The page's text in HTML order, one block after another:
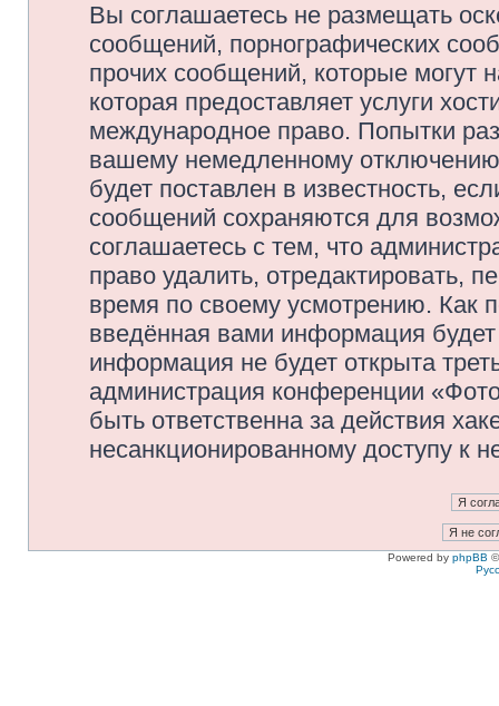
Вы соглашаетесь не размещать
сообщений, порнографических
прочих сообщений, которые могут
которая предоставляет услуги
международное право. Попытки
вашему немедленному
будет поставлен в известность,
сообщений сохраняются для
соглашаетесь с тем, что
право удалить, отредактировать,
время по своему усмотрению. Как
введённая вами информация
информация не будет открыта
администрация конференции
быть ответственна за действия
несанкционированному доступу к
Powered by phpBB